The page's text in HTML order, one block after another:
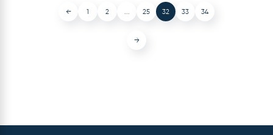
← 1 2 25 32 33 34
→